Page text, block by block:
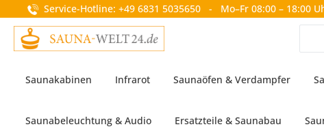
Zur Hauptnavigation springen
Service-Hotline: +49 6831 5035650 - Mo–Fr 08:00 – 18:00
Saunakabinen Infrarot Saunaöfen & Verdampfer
Saunabeleuchtung & Audio Ersatzteile & Saunabau